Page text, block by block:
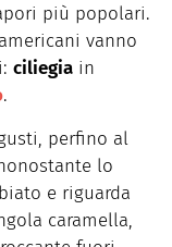
più popolari.
vanno
ciliegia in
.
perfino al
lo
e riguarda
caramella,